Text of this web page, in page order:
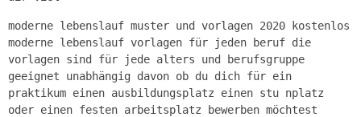
moderne lebenslauf muster und vorlagen 2020 kostenlos
moderne lebenslauf vorlagen für jeden beruf die
vorlagen sind für jede alters und berufsgruppe
geeignet unabhängig davon ob du dich für ein
praktikum einen ausbildungsplatz einen stu nplatz
oder einen festen arbeitsplatz bewerben möchtest